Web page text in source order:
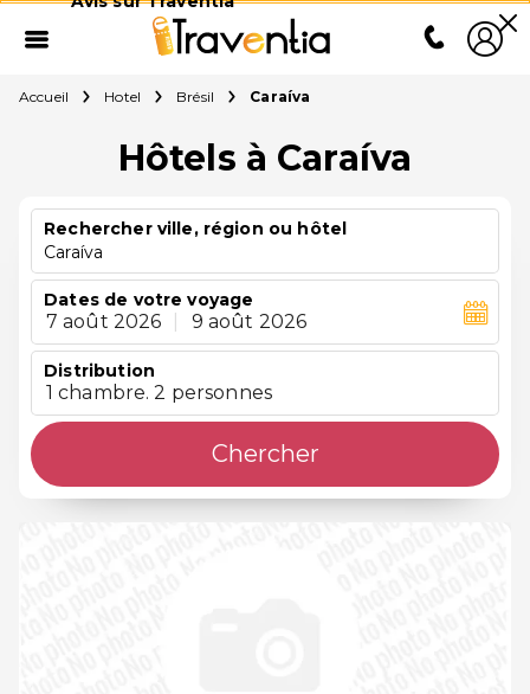
Accueil Hotel Brésil Caraíva
Hôtels à Caraíva
Rechercher ville, région ou hôtel
Caraíva
Dates de votre voyage
7 août 2026 9 août 2026
Distribution
1 chambre. 2 personnes
Chercher